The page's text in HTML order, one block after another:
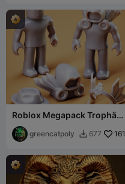
Roblox Megapack Trophäe
Cosplay und Charakter
greencatpoly  677 161